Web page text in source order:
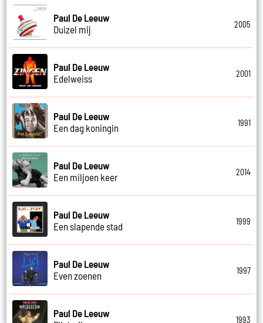
Paul De Leeuw
Duizel mij
2005
Paul De Leeuw
Edelweiss
2001
Paul De Leeuw
Een dag koningin
1991
Paul De Leeuw
Een miljoen keer
2014
Paul De Leeuw
Een slapende stad
1999
Paul De Leeuw
Even zoenen
1997
Paul De Leeuw
1993